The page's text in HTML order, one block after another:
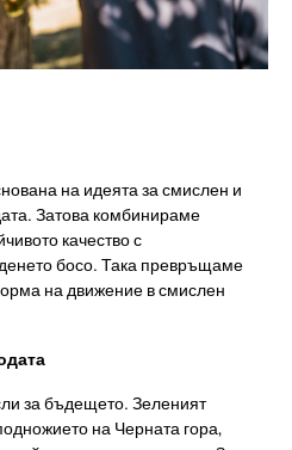
на идеята за смислен и
Затова комбинираме
качество с
босо. Така превръщаме
на движение в смислен
за бъдещето. Зеленият
на Черната гора,